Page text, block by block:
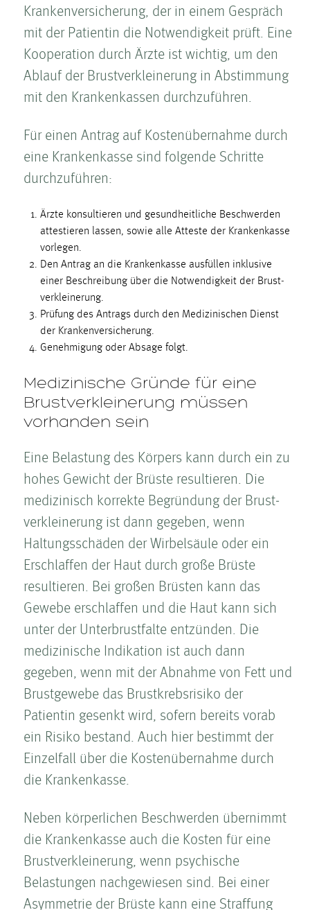
Krankenversicherung, der in einem Gespräch
mit der Patientin die Notwendigkeit prüft. Eine
Kooperation durch Ärzte ist wichtig, um den
Ablauf der Brust­ver­kleinerung in Abstimmung
mit den Krankenkassen durchzuführen.
Für einen Antrag auf Kosten­übernahme durch
eine Krankenkasse sind folgende Schritte
durchzuführen:
Ärzte konsultieren und gesundheitliche Beschwerden
attestieren lassen, sowie alle Atteste der Krankenkasse
vorlegen.
Den Antrag an die Krankenkasse ausfüllen inklusive
einer Beschreibung über die Notwendigkeit der Brust­
ver­kleinerung.
Prüfung des Antrags durch den Medizinischen Dienst
der Krankenversicherung.
Genehmigung oder Absage folgt.
Medizinische Gründe für eine
Brust­ver­kleinerung müssen
vorhanden sein
Eine Belastung des Körpers kann durch ein zu
hohes Gewicht der Brüste resultieren. Die
medizinisch korrekte Begründung der Brust­
ver­kleinerung ist dann gegeben, wenn
Haltungsschäden der Wirbelsäule oder ein
Erschlaffen der Haut durch große Brüste
resultieren. Bei großen Brüsten kann das
Gewebe erschlaffen und die Haut kann sich
unter der Unterbrustfalte entzünden. Die
medizinische Indikation ist auch dann
gegeben, wenn mit der Abnahme von Fett und
Brustgewebe das Brustkrebsrisiko der
Patientin gesenkt wird, sofern bereits vorab
ein Risiko bestand. Auch hier bestimmt der
Einzelfall über die Kosten­übernahme durch
die Krankenkasse.
Neben körperlichen Beschwerden übernimmt
die Krankenkasse auch die Kosten­ für eine
Brust­ver­kleinerung, wenn psychische
Belastungen nachgewiesen sind. Bei einer
Asymmetrie der Brüste kann eine Straffung